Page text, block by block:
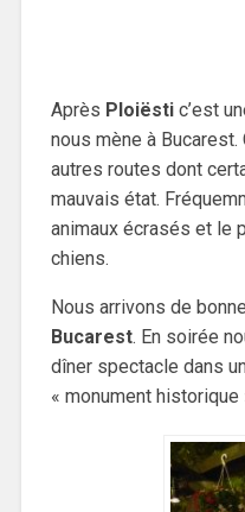
Après Ploiëstic’est
nous mène à
autres routes dont
mauvais état.
animaux écrasés et le
chiens.
Nous arrivons de
Bucarest. En soirée
dîner spectacle dans
« monument